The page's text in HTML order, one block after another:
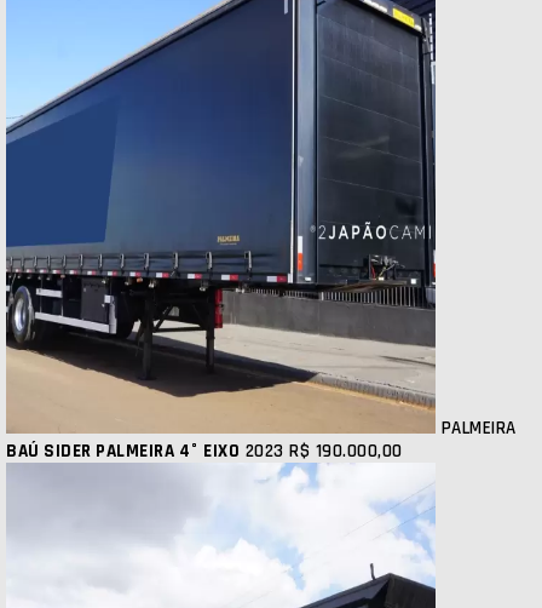
PALMEIRA
BAÚ SIDER PALMEIRA 4° EIXO 2023 R$ 190.000,00